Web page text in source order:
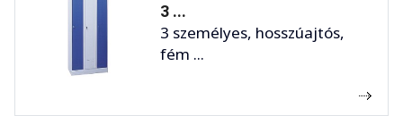
3 ...
3 személyes, hosszúajtós,
fém ...